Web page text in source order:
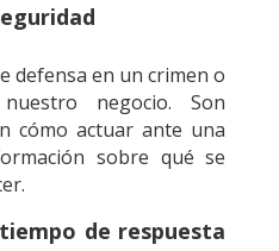
defensa en un crimen o
negocio. Son
cómo actuar ante una
sobre qué se
de respuesta